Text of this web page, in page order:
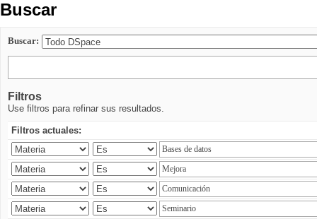
Buscar
Buscar:
Filtros
Use filtros para refinar sus resultados.
Filtros actuales: